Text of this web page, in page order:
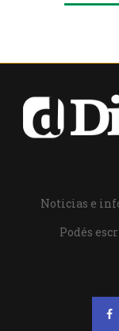
Noticias e
Podés